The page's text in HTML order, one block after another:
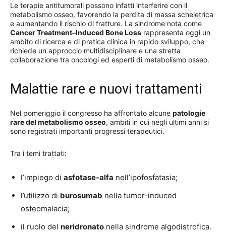
Le terapie antitumorali possono infatti interferire con il
metabolismo osseo, favorendo la perdita di massa scheletrica
e aumentando il rischio di fratture. La sindrome nota come
Cancer Treatment–Induced Bone Loss rappresenta oggi un
ambito di ricerca e di pratica clinica in rapido sviluppo, che
richiede un approccio multidisciplinare e una stretta
collaborazione tra oncologi ed esperti di metabolismo osseo.
Malattie rare e nuovi trattamenti
Nel pomeriggio il congresso ha affrontato alcune patologie
rare del metabolismo osseo, ambiti in cui negli ultimi anni si
sono registrati importanti progressi terapeutici.
Tra i temi trattati:
l’impiego di asfotase-alfa nell’ipofosfatasia;
l’utilizzo di burosumab nella tumor-induced
osteomalacia;
il ruolo del neridronato nella sindrome algodistrofica.